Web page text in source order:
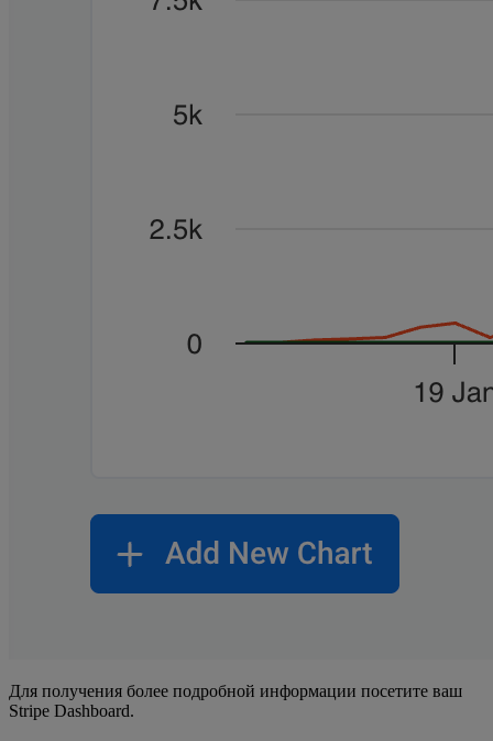
Для получения более подробной информации посетите ваш
Stripe Dashboard.